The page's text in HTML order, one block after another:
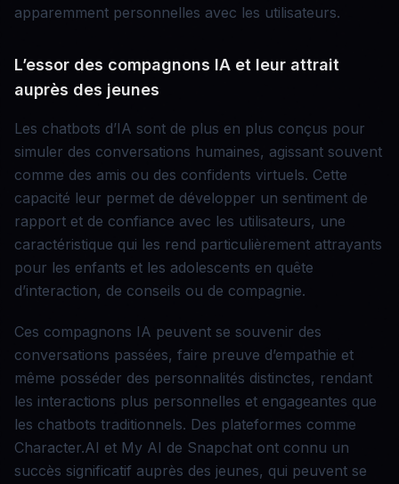
apparemment personnelles avec les utilisateurs.
L’essor des compagnons IA et leur attrait
auprès des jeunes
Les chatbots d’IA sont de plus en plus conçus pour
simuler des conversations humaines, agissant souvent
comme des amis ou des confidents virtuels. Cette
capacité leur permet de développer un sentiment de
rapport et de confiance avec les utilisateurs, une
caractéristique qui les rend particulièrement attrayants
pour les enfants et les adolescents en quête
d’interaction, de conseils ou de compagnie.
Ces compagnons IA peuvent se souvenir des
conversations passées, faire preuve d’empathie et
même posséder des personnalités distinctes, rendant
les interactions plus personnelles et engageantes que
les chatbots traditionnels. Des plateformes comme
Character.AI et My AI de Snapchat ont connu un
succès significatif auprès des jeunes, qui peuvent se